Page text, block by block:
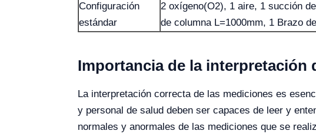
Configuración
estándar
2 oxígeno(O2), 1 aire, 1 succión
de columna L=1000mm, 1 Brazo
Importancia de la interpretación
La interpretación correcta de las mediciones es
y personal de salud deben ser capaces de leer y
normales y anormales de las mediciones que se